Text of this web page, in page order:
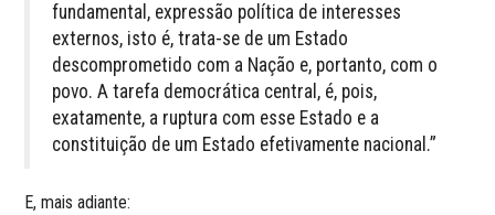
fundamental, expressão política de interesses
externos, isto é, trata-se de um Estado
descomprometido com a Nação e, portanto, com o
povo. A tarefa democrática central, é, pois,
exatamente, a ruptura com esse Estado e a
constituição de um Estado efetivamente nacional.”
E, mais adiante: